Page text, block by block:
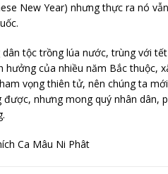
New Year) nhưng thực ra nó
tộc trồng lúa nước, trùng với
hưởng của nhiều năm Bắc thuộc,
vọng thiên tử, nên chúng ta
nhưng mong quý nhân dân,
Ca Mâu Ni Phât